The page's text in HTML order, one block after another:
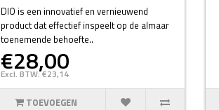
DIO is een innovatief en vernieuwend
product dat effectief inspeelt op de almaar
toenemende behoefte..
€28,00
Excl. BTW: €23,14
TOEVOEGEN